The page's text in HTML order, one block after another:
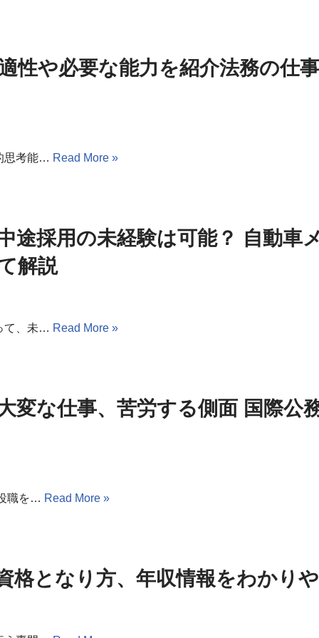
性や必要な能力を紹介法務の仕
思考能… Read More »
途採用の未経験は可能？ 自動車
解説
て、未… Read More »
変な仕事、苦労する側面 国際公
職を… Read More »
格となり方、年収情報をわかり